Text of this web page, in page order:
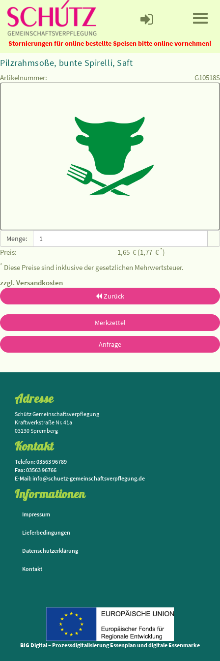
Stornierungen für online bestellte Speisen bitte online vornehmen!
Pilzrahmsoße, bunte Spirelli, Saft
Artikelnummer: G10518S
Menge:
Preis: 1,65 € (1,77 € *)
* Diese Preise sind inklusive der gesetzlichen Mehrwertsteuer.
zzgl. Versandkosten
Zurück
Merkzettel
Anfrage
Adresse
Schütz Gemeinschaftsverpflegung
Kraftwerkstraße Nr. 41a
03130 Spremberg
Kontakt
Telefon: 03563 96789
Fax: 03563 96766
E-Mail: info@schuetz-gemeinschaftsverpflegung.de
Informationen
Impressum
Lieferbedingungen
Datenschutzerklärung
Kontakt
BIG Digital – Prozessdigitalisierung Essenplan und digitale Essenmarke